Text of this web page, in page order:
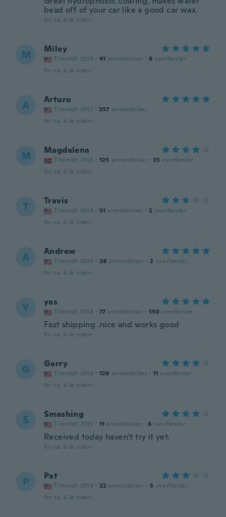
bead off of your car like a good car wax.
for ca. 6 år siden
M Miley
Tilmeldt 2019 · 41 anmeldelser · 8 overførsler
for ca. 6 år siden
A Arturo
Tilmeldt 2017 · 357 anmeldelser
for ca. 6 år siden
M Magdalena
Tilmeldt 2015 · 125 anmeldelser · 35 overførsler
for ca. 6 år siden
T Travis
Tilmeldt 2014 · 51 anmeldelser · 2 overførsler
for ca. 6 år siden
A Andrew
Tilmeldt 2018 · 28 anmeldelser · 2 overførsler
for ca. 6 år siden
Y yas
Tilmeldt 2018 · 77 anmeldelser · 150 overførsler
Fast shipping .nice and works good
for ca. 6 år siden
G Garry
Tilmeldt 2018 · 129 anmeldelser · 11 overførsler
for ca. 6 år siden
S Smashing
Tilmeldt 2015 · 11 anmeldelser · 6 overførsler
Received today haven't try it yet.
for ca. 6 år siden
P Pat
Tilmeldt 2018 · 22 anmeldelser · 3 overførsler
for ca. 6 år siden